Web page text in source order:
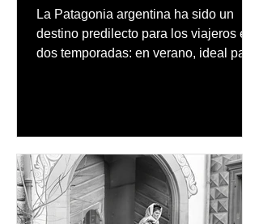
La Patagonia argentina ha sido un
destino predilecto para los viajeros en
dos temporadas: en verano, ideal para
nevados en las montañas